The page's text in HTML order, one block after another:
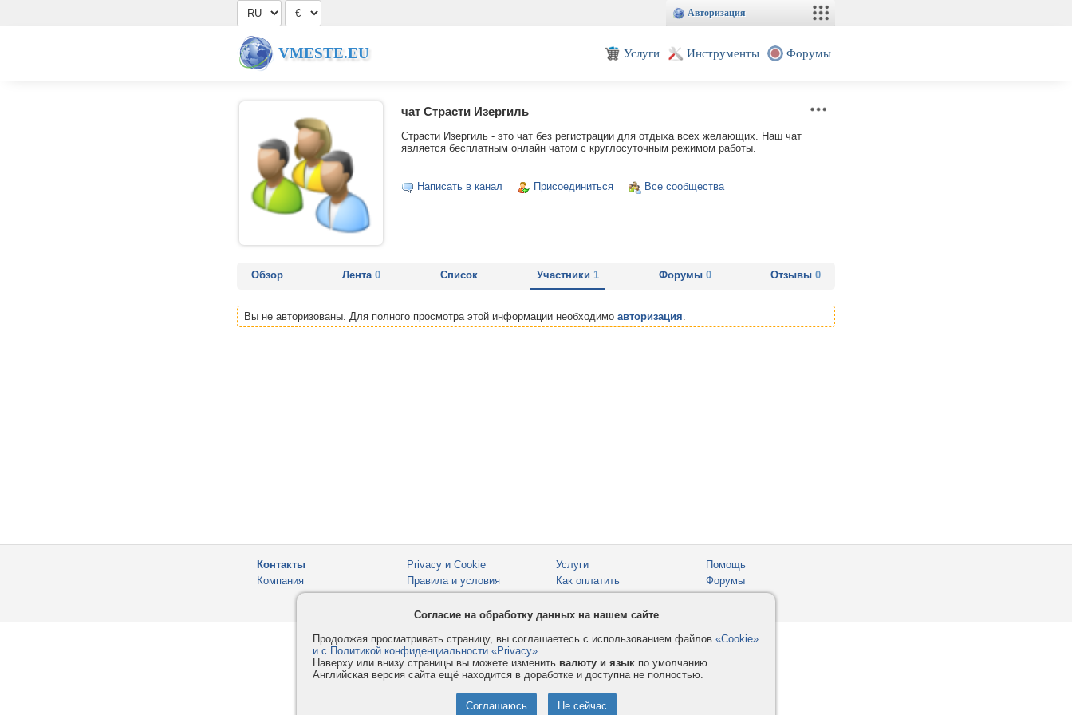
Авторизация
VMESTE.EU Услуги Инструменты Форумы
чат Страсти Изергиль
Страсти Изергиль - это чат без регистрации для отдыха всех желающих. Наш чат
является бесплатным онлайн чатом с круглосуточным режимом работы.
Написать в канал Присоединиться Все сообщества
Обзор Лента0 Список Участники1 Форумы 0 Отзывы 0
Вы не авторизованы. Для полного просмотра этой информации необходимо авторизация.
Контакты
Компания
Privacy и Cookie
Правила и условия
Услуги
Как оплатить
Помощь
Форумы
Согласие на обработку данных на нашем сайте
Продолжая просматривать страницу, вы соглашаетесь с использованием файлов «Cookie»
и с Политикой конфиденциальности «Privacy».
Наверху или внизу страницы вы можете изменить валюту и язык по умолчанию.
Английская версия сайта ещё находится в доработке и доступна не полностью.